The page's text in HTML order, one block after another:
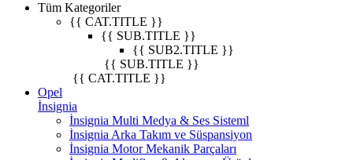
Tüm Kategoriler
{{ CAT.TITLE }}
{{ SUB.TITLE }}
{{ SUB2.TITLE }}
{{ SUB.TITLE }}
{{ CAT.TITLE }}
Opel
İnsignia
İnsignia Multi Medya & Ses Sisteml
İnsignia Arka Takım ve Süspansiyon
İnsignia Motor Mekanik Parçaları